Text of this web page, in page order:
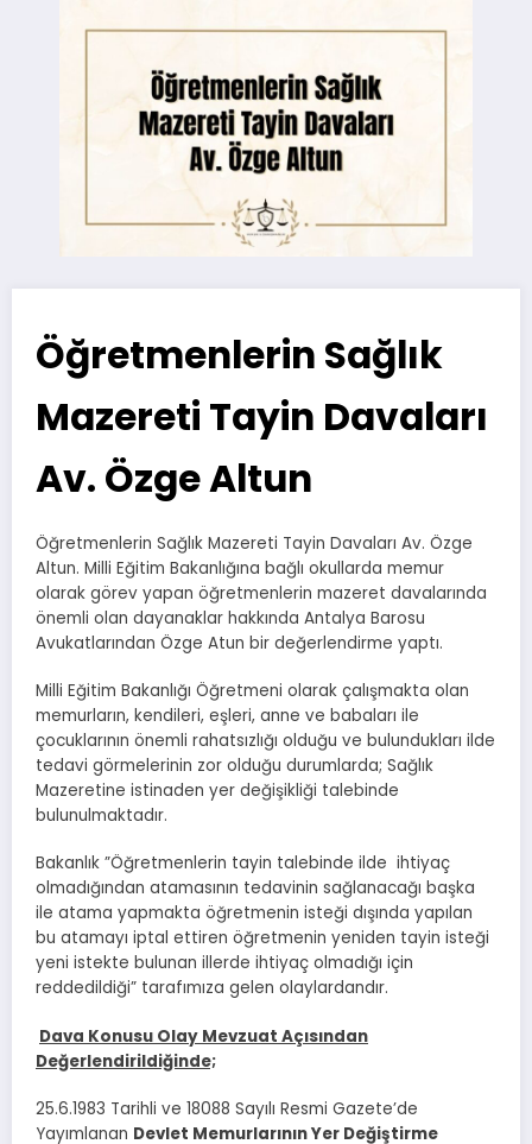
Öğretmenlerin Sağlık
Mazereti Tayin Davaları
Av. Özge Altun
Öğretmenlerin Sağlık Mazereti Tayin Davaları Av. Özge
Altun. Milli Eğitim Bakanlığına bağlı okullarda memur
olarak görev yapan öğretmenlerin mazeret davalarında
önemli olan dayanaklar hakkında Antalya Barosu
Avukatlarından Özge Atun bir değerlendirme yaptı.
Milli Eğitim Bakanlığı Öğretmeni olarak çalışmakta olan
memurların, kendileri, eşleri, anne ve babaları ile
çocuklarının önemli rahatsızlığı olduğu ve bulundukları ilde
tedavi görmelerinin zor olduğu durumlarda; Sağlık
Mazeretine istinaden yer değişikliği talebinde
bulunulmaktadır.
Bakanlık ”Öğretmenlerin tayin talebinde ilde ihtiyaç
olmadığından atamasının tedavinin sağlanacağı başka
ile atama yapmakta öğretmenin isteği dışında yapılan
bu atamayı iptal ettiren öğretmenin yeniden tayin isteği
yeni istekte bulunan illerde ihtiyaç olmadığı için
reddedildiği” tarafımıza gelen olaylardandır.
Dava Konusu Olay Mevzuat Açısından
Değerlendirildiğinde;
25.6.1983 Tarihli ve 18088 Sayılı Resmi Gazete’de
Yayımlanan Devlet Memurlarının Yer Değiştirme